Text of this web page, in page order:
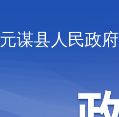
元谋县人民政府